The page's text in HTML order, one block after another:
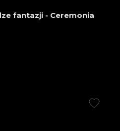
fantazji - Ceremonia